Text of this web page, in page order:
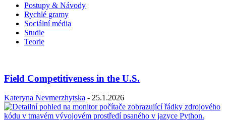
Postupy & Návody
Rychlé gramy
Sociální média
Studie
Teorie
Field Competitiveness in the U.S.
Kateryna Nevmerzhytska - 25.1.2026